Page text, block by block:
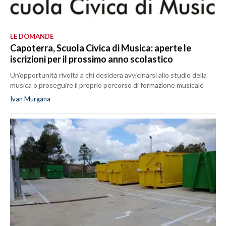
LE DOMANDE
Capoterra, Scuola Civica di Musica: aperte le
iscrizioni per il prossimo anno scolastico
Un’opportunità rivolta a chi desidera avvicinarsi allo studio della
musica o proseguire il proprio percorso di formazione musicale
Ivan Murgana